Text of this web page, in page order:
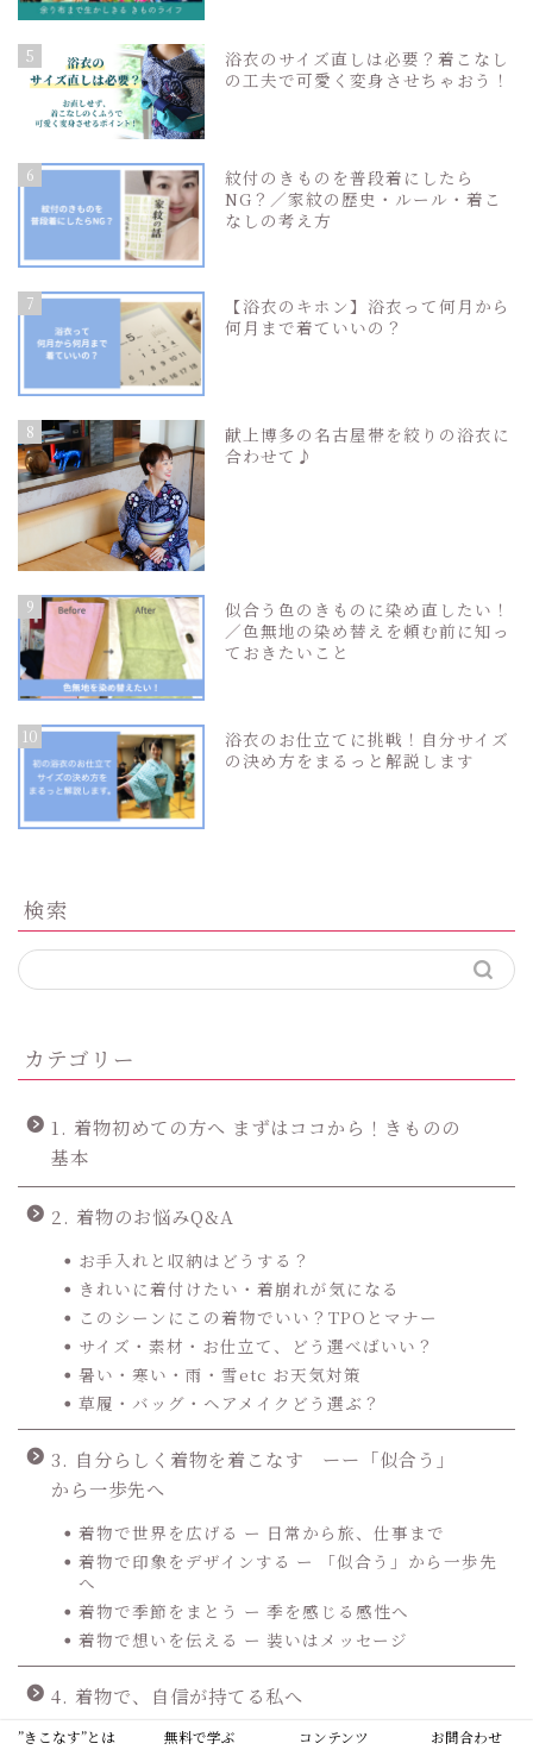
5
浴衣のサイズ直しは必要？着こなし
の工夫で可愛く変身させちゃおう！
6
紋付のきものを普段着にしたら
NG？／家紋の歴史・ルール・着こ
なしの考え方
7
【浴衣のキホン】浴衣って何月から
何月まで着ていいの？
8
献上博多の名古屋帯を絞りの浴衣に
合わせて♪
9
似合う色のきものに染め直したい！
／色無地の染め替えを頼む前に知っ
ておきたいこと
10
浴衣のお仕立てに挑戦！自分サイズ
の決め方をまるっと解説します
検索
カテゴリー
1. 着物初めての方へ まずはココから！きものの
基本
2. 着物のお悩みQ&A
お手入れと収納はどうする？
きれいに着付けたい・着崩れが気になる
このシーンにこの着物でいい？TPOとマナー
サイズ・素材・お仕立て、どう選べばいい？
暑い・寒い・雨・雪etc お天気対策
草履・バッグ・ヘアメイクどう選ぶ？
3. 自分らしく着物を着こなす ーー「似合う」
から一歩先へ
着物で世界を広げる ー 日常から旅、仕事まで
着物で印象をデザインする ー 「似合う」から一歩先
へ
着物で季節をまとう ー 季を感じる感性へ
着物で想いを伝える ー 装いはメッセージ
4. 着物で、自信が持てる私へ
”きこなす”とは 無料で学ぶ コンテンツ お問合わせ